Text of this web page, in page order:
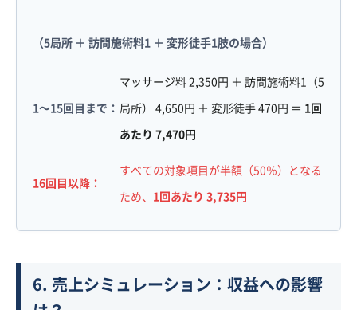
（5局所 ＋ 訪問施術料1 ＋ 変形徒手1肢の場合）
1〜15回目まで：
マッサージ料 2,350円 ＋ 訪問施術料1（5
局所） 4,650円 ＋ 変形徒手 470円 ＝ 1回
あたり 7,470円
16回目以降：
すべての対象項目が半額（50％）となる
ため、 1回あたり 3,735円
6. 売上シミュレーション：収益への影響